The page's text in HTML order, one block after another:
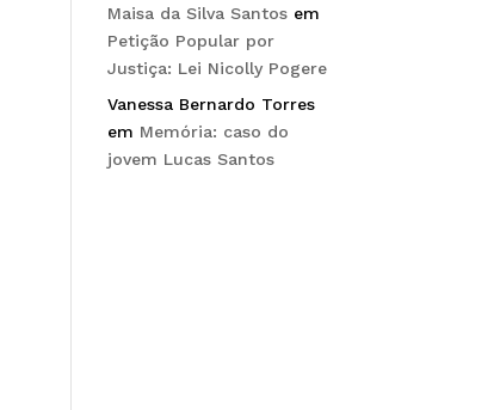
Maisa da Silva Santos em
Petição Popular por
Justiça: Lei Nicolly Pogere
Vanessa Bernardo Torres
em Memória: caso do
jovem Lucas Santos